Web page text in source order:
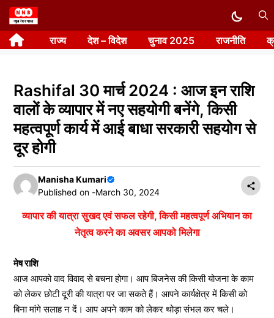
Skip
to
content राज्य देश – विदेश चुनाव 2025 राजनीति
Rashifal 30 मार्च 2024 : आज इन राशि
वालों के व्यापार में नए सहयोगी बनेंगे, किसी
महत्वपूर्ण कार्य में आई बाधा सरकारी सहयोग से
दूर होगी
Manisha Kumari
Published on -March 30, 2024
व्यापार की यात्रा सुखद एवं सफल रहेगी, किसी महत्वपूर्ण अभियान का
नेतृत्व करने का अवसर आपको मिलेगा
मेष राशि
आज आपको वाद विवाद से बचना होगा। आप बिजनेस की किसी योजना के काम
को लेकर छोटी दूरी की यात्रा पर जा सकते हैं। आपने कार्यक्षेत्र में किसी को
बिना मांगे सलाह न दें। आप अपने काम को लेकर थोड़ा संभल कर चले।